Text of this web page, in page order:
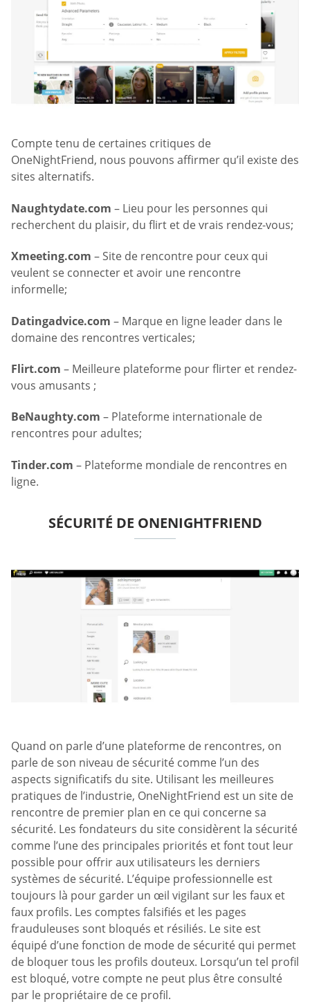
Compte tenu de certaines critiques de
OneNightFriend, nous pouvons affirmer qu’il existe des
sites alternatifs.
Naughtydate.com – Lieu pour les personnes qui
recherchent du plaisir, du flirt et de vrais rendez-vous;
Xmeeting.com – Site de rencontre pour ceux qui
veulent se connecter et avoir une rencontre
informelle;
Datingadvice.com – Marque en ligne leader dans le
domaine des rencontres verticales;
Flirt.com – Meilleure plateforme pour flirter et rendez-
vous amusants ;
BeNaughty.com – Plateforme internationale de
rencontres pour adultes;
Tinder.com – Plateforme mondiale de rencontres en
ligne.
SÉCURITÉ DE ONENIGHTFRIEND
Quand on parle d’une plateforme de rencontres, on
parle de son niveau de sécurité comme l’un des
aspects significatifs du site. Utilisant les meilleures
pratiques de l’industrie, OneNightFriend est un site de
rencontre de premier plan en ce qui concerne sa
sécurité. Les fondateurs du site considèrent la sécurité
comme l’une des principales priorités et font tout leur
possible pour offrir aux utilisateurs les derniers
systèmes de sécurité. L’équipe professionnelle est
toujours là pour garder un œil vigilant sur les faux et
faux profils. Les comptes falsifiés et les pages
frauduleuses sont bloqués et résiliés. Le site est
équipé d’une fonction de mode de sécurité qui permet
de bloquer tous les profils douteux. Lorsqu’un tel profil
est bloqué, votre compte ne peut plus être consulté
par le propriétaire de ce profil.